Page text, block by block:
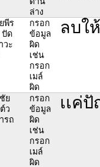
ล่าง
พีร
ปัด
วะ
กรอก
ข้อมูล
ผิด
เช่น
กรอก
เมล์
ผิด
ลบใ
ย
ว
รถ
กรอก
ข้อมูล
ผิด
เช่น
กรอก
เมล์
ผิด
เเค่